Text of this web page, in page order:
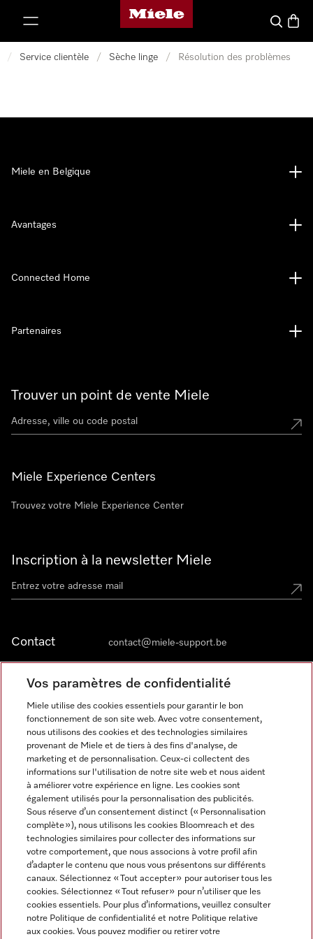
Page d'accueil de Miele
Search
/ Service clientèle / Sèche linge / Résolution des problèmes
Trouver un point de vente Miele
Miele Experience Centers
Trouvez votre Miele Experience Center
Inscription à la newsletter Miele
Contact contact@miele-support.be
Langue
FRANÇAIS
Miele en Belgique
Avantages
Connected Home
Partenaires
Informations légales
CGV
Protection des données
Miele sur Facebook
Miele sur Youtube
Miele sur Instagram
Miele sur Pinterest
Vos paramètres de confidentialité
Miele utilise des cookies essentiels pour garantir le bon
fonctionnement de son site web. Avec votre consentement,
nous utilisons des cookies et des technologies similaires
provenant de Miele et de tiers à des fins d'analyse, de
marketing et de personnalisation. Ceux-ci collectent des
informations sur l'utilisation de notre site web et nous aident
à améliorer votre expérience en ligne. Les cookies sont
également utilisés pour la personnalisation des publicités.
Sous réserve d’un consentement distinct (« Personnalisation
complète »), nous utilisons les cookies Bloomreach et des
technologies similaires pour collecter des informations sur
votre comportement, que nous associons à votre profil afin
d’adapter le contenu que nous vous présentons sur différents
canaux. Sélectionnez « Tout accepter » pour autoriser tous les
cookies. Sélectionnez « Tout refuser » pour n’utiliser que les
cookies essentiels. Pour plus d’informations, veuillez consulter
notre Politique de confidentialité et notre Politique relative
aux cookies. Vous pouvez modifier ou retirer votre